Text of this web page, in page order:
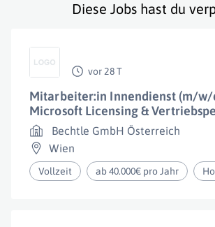
Diese Jobs hast du
vor 28 T
Mitarbeiter:in Innendienst (m/w/
Microsoft Licensing &
Bechtle GmbH Österreich
Wien
Vollzeit ab 40.000€ pro Jahr